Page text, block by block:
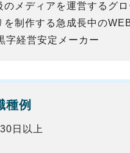
のメディアを運営するグ
を制作する急成長中の
字経営安定メーカー
種例
日以上